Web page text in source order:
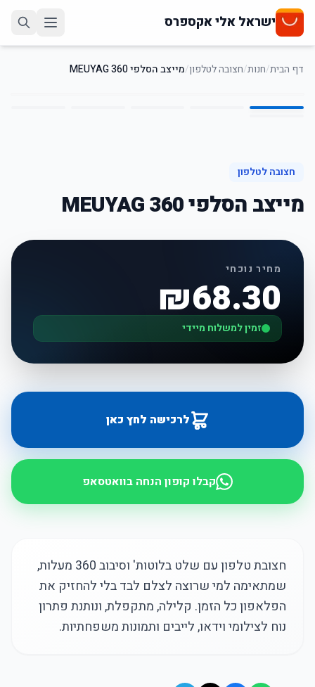
ישראל אלי אקספרס
דף הבית/חנות/חצובה לטלפון/מייצב הסלפי MEUYAG 360
1
/
6
חצובה לטלפון
מייצב הסלפי MEUYAG 360
מחיר נוכחי
₪68.30
זמין למשלוח מיידי
לרכישה לחץ כאן
קבלו קופון הנחה בוואטסאפ
חצובת טלפון עם שלט בלוטות' וסיבוב 360 מעלות,
שמתאימה למי שרוצה לצלם לבד בלי להחזיק את
הפלאפון כל הזמן. קלילה, מתקפלת, ונותנת פתרון
נוח לצילומי וידאו, לייבים ותמונות משפחתיות.